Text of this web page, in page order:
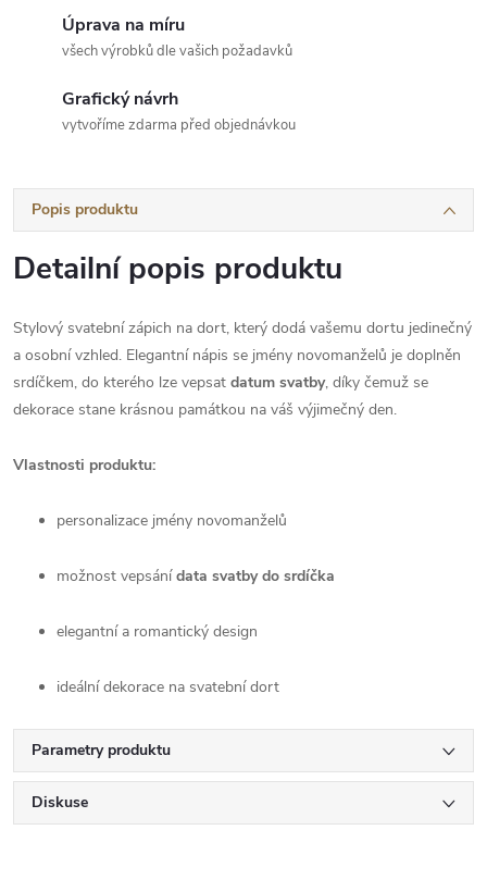
Úprava na míru
všech výrobků dle vašich požadavků
Grafický návrh
vytvoříme zdarma před objednávkou
Popis produktu
Detailní popis produktu
Stylový svatební zápich na dort, který dodá vašemu dortu jedinečný
a osobní vzhled. Elegantní nápis se jmény novomanželů je doplněn
srdíčkem, do kterého lze vepsat datum svatby, díky čemuž se
dekorace stane krásnou památkou na váš výjimečný den.
Vlastnosti produktu:
personalizace jmény novomanželů
možnost vepsánídata svatby do srdíčka
elegantní a romantický design
ideální dekorace na svatební dort
Parametry produktu
Diskuse